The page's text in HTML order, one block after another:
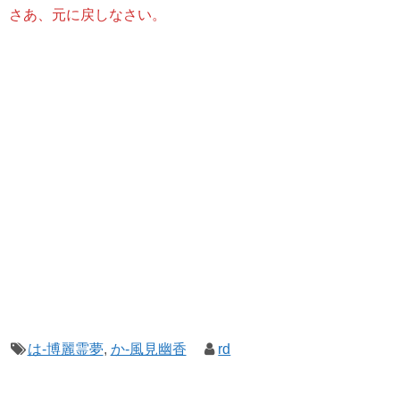
さあ、元に戻しなさい。
は-博麗霊夢, か-風見幽香 rd